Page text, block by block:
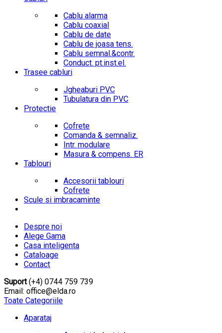
Cablu alarma
Cablu coaxial
Cablu de date
Cablu de joasa tens.
Cablu semnal.&contr.
Conduct. pt.inst.el.
Trasee cabluri
Jgheaburi PVC
Tubulatura din PVC
Protectie
Cofrete
Comanda & semnaliz.
Intr. modulare
Masura & compens. ER
Tablouri
Accesorii tablouri
Cofrete
Scule si imbracaminte
Despre noi
Alege Gama
Casa inteligenta
Cataloage
Contact
Suport(+4) 0744 759 739
Email: office@elda.ro
Toate Categoriile
Aparataj